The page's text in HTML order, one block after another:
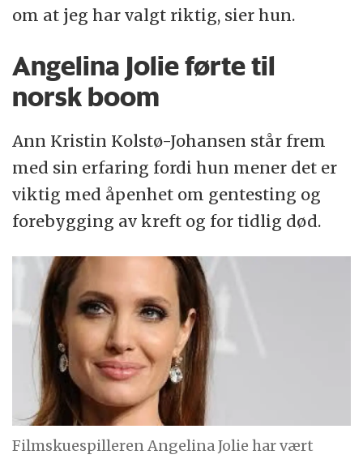
om at jeg har valgt riktig, sier hun.
Angelina Jolie førte til
norsk boom
Ann Kristin Kolstø-Johansen står frem
med sin erfaring fordi hun mener det er
viktig med åpenhet om gentesting og
forebygging av kreft og for tidlig død.
Filmskuespilleren Angelina Jolie har vært